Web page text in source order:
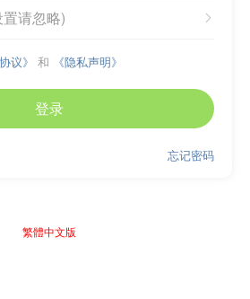

请忽略)
议》 和 《隐私声明》
登录
忘记密码
繁體中文版